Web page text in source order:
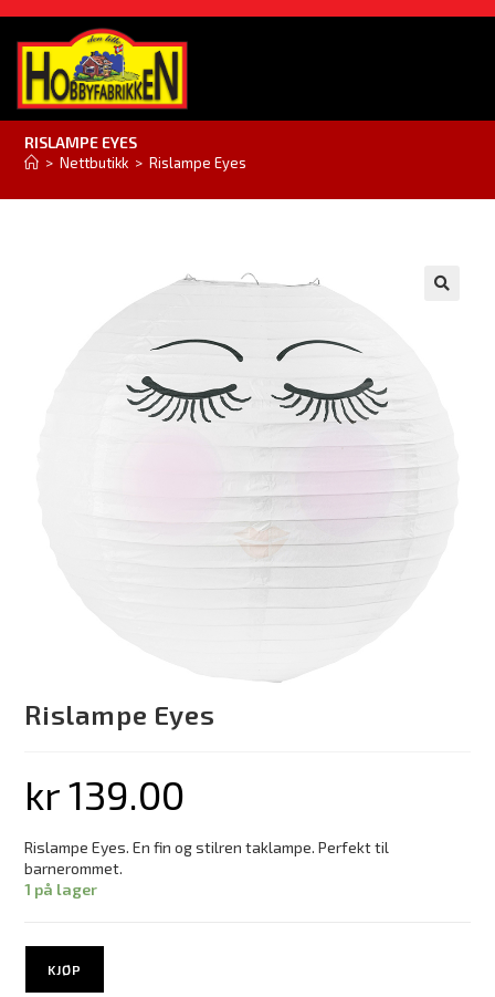
RISLAMPE EYES
> Nettbutikk > Rislampe Eyes
Rislampe Eyes
kr139.00
Rislampe Eyes. En fin og stilren taklampe. Perfekt til
barnerommet.
1 på lager
KJØP